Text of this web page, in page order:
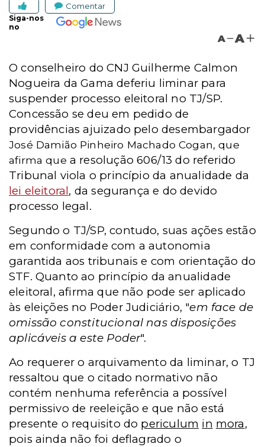
Comentar
Siga-nos
no
A A
O conselheiro do CNJ Guilherme Calmon
Nogueira da Gama deferiu liminar para
suspender processo eleitoral no TJ/SP.
Concessão se deu em pedido de
providências ajuizado pelo desembargador
José Damião Pinheiro Machado Cogan, que
afirma que a resolução 606/13 do referido
Tribunal viola o princípio da anualidade da
lei eleitoral, da segurança e do devido
processo legal.
Segundo o TJ/SP, contudo, suas ações estão
em conformidade com a autonomia
garantida aos tribunais e com orientação do
STF. Quanto ao princípio da anualidade
eleitoral, afirma que não pode ser aplicado
às eleições no Poder Judiciário, "em face de
omissão constitucional nas disposições
aplicáveis a este Poder".
Ao requerer o arquivamento da liminar, o TJ
ressaltou que o citado normativo não
contém nenhuma referência a possível
permissivo de reeleição e que não está
presente o requisito do periculum in mora,
pois ainda não foi deflagrado o